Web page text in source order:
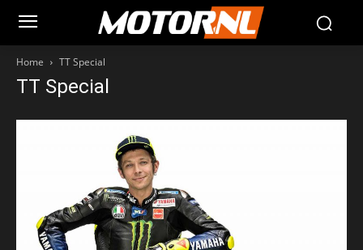
Home TT Special
TT Special